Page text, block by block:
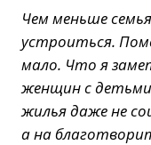
Чем меньше
устроиться.
мало. Что я
женщин с
жилья даже не
а на